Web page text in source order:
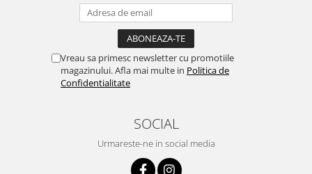
Vreau sa primesc newsletter cu promotiile
magazinului. Afla mai multe in Politica de
Confidentialitate
SOCIAL
Urmareste-ne in social media